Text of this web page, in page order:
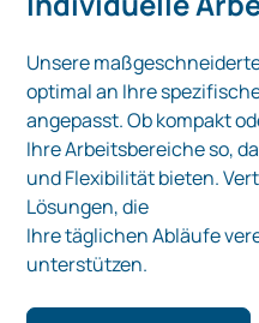
Unsere
optimal an Ihre
angepasst. Ob kompakt
Ihre Arbeitsbereiche so,
und Flexibilität bieten.
Lösungen, die
Ihre täglichen Abläufe
unterstützen.